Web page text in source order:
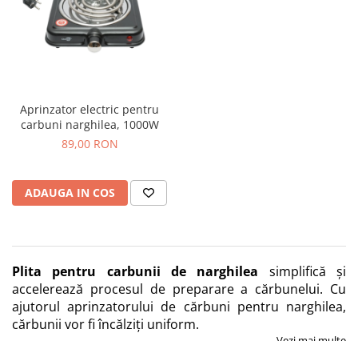
Aprinzator electric pentru
carbuni narghilea, 1000W
89,00 RON
ADAUGA IN COS
Plita pentru carbunii de narghilea simplifică și
accelerează procesul de preparare a cărbunelui. Cu
ajutorul aprinzatorului de cărbuni pentru narghilea,
cărbunii vor fi încălziți uniform.